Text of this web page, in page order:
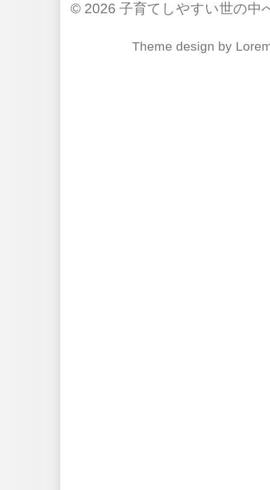
© 2026 子育てしやすい世の中
Theme design by